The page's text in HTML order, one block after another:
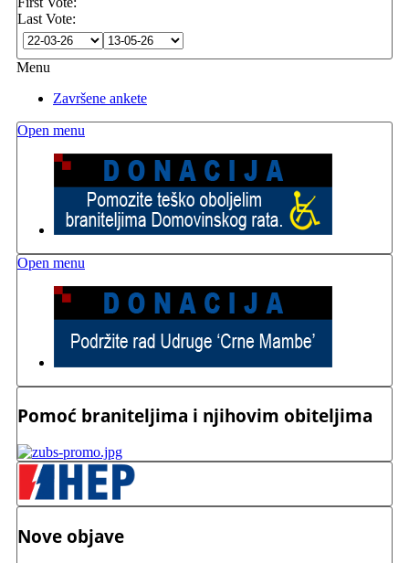
Last Vote:
Menu
Završene ankete
Open menu
Open menu
Pomoć braniteljima i njihovim obiteljima
Nove objave